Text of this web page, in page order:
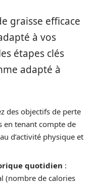
graisse efficace
à vos
étapes clés
adapté à
des objectifs de perte
en tenant compte de
d’activité physique et
quotidien :
(nombre de calories